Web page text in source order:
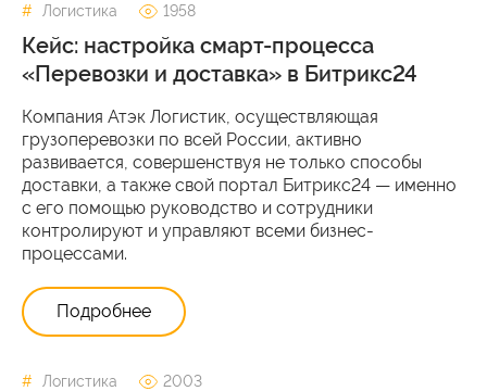
Логистика 1958
Кейс: настройка смарт-процесса
«Перевозки и доставка» в Битрикс24
Компания Атэк Логистик, осуществляющая
грузоперевозки по всей России, активно
развивается, совершенствуя не только способы
доставки, а также свой портал Битрикс24 — именно
с его помощью руководство и сотрудники
контролируют и управляют всеми бизнес-
процессами.
Подробнее
Логистика 2003